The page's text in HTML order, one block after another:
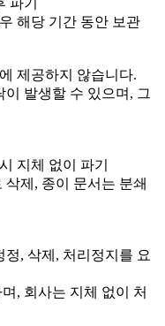
파기
해당 기간 동안 보관
제공하지 않습니다.
발생할 수 있으며, 그
지체 없이 파기
제, 종이 문서는 분쇄
, 삭제, 처리정지를 요
, 회사는 지체 없이 처